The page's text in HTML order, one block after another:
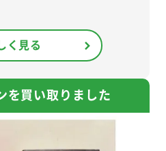
く見る
を買い取りました